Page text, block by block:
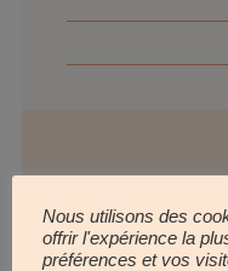
Nous utilisons des
offrir l'expérience la
préférences et vos